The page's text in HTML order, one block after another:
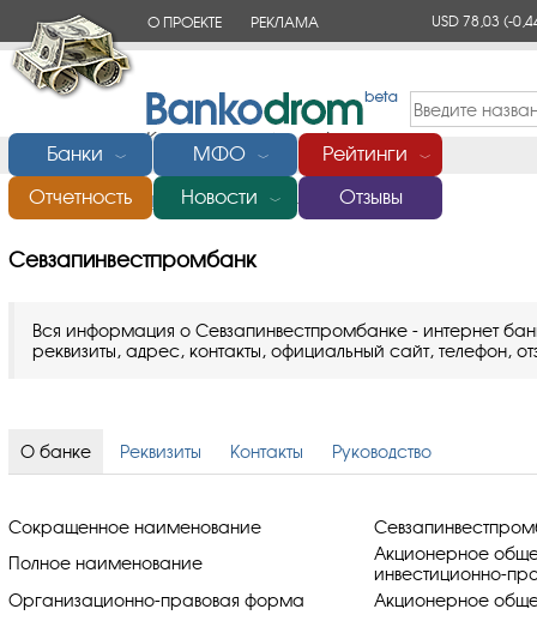
О ПРОЕКТЕ РЕКЛАМА USD 78,03(-
Банки ﹀ МФО ﹀ Рейтинги ﹀
Отчетность Новости ﹀ Отзывы
Главная/Банки России/Севзапинвестпромбанк
Севзапинвестпромбанк
Вся информация о Севзапинвестпромбанке - интернет
реквизиты, адрес, контакты, официальный сайт, телефон,
О банке Реквизиты Контакты Руководство
Сокращенное наименование
Полное наименование
Акционерное
инвестиционно-
Организационно-правовая форма
Акционерное